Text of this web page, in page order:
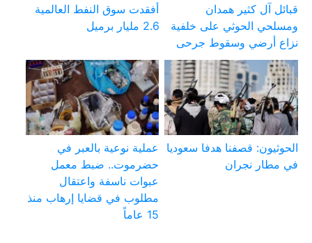
قبائل آل كثير همدان
ومسلحي الحوثي على خلفية
نزاع أرضي وسقوط جرحى
أفقدت سوق النفط العالمية
2.6 مليار برميل
الحوثيون: قصفنا هدفا سعوديا
في مطار نجران
عملية نوعية بالعبر في
حضرموت.. ضبط معمل
عبوات ناسفة واعتقال
مطلوب في قضايا إرهاب منذ
15 عاماً